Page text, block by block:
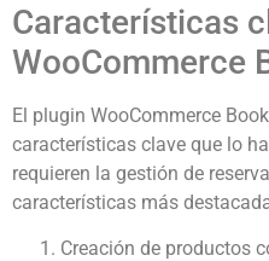
Características
WooCommerce
El plugin WooCommerce
características clave que lo
requieren la gestión de
características más
Creación de productos